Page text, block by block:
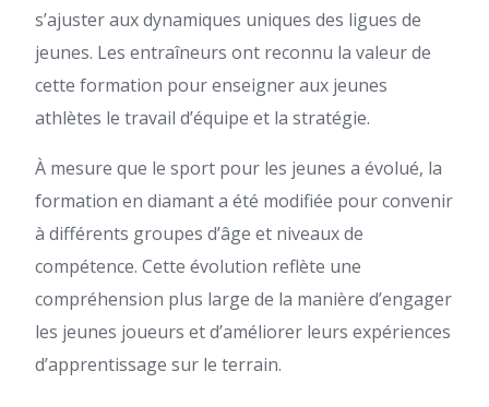
s’ajuster aux dynamiques uniques des ligues de
jeunes. Les entraîneurs ont reconnu la valeur de
cette formation pour enseigner aux jeunes
athlètes le travail d’équipe et la stratégie.
À mesure que le sport pour les jeunes a évolué, la
formation en diamant a été modifiée pour convenir
à différents groupes d’âge et niveaux de
compétence. Cette évolution reflète une
compréhension plus large de la manière d’engager
les jeunes joueurs et d’améliorer leurs expériences
d’apprentissage sur le terrain.